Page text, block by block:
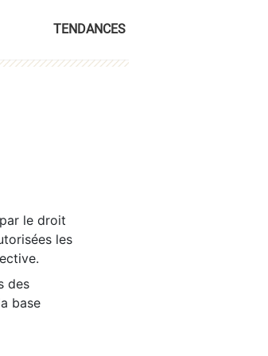
TENDANCES
le droit
les
des
base